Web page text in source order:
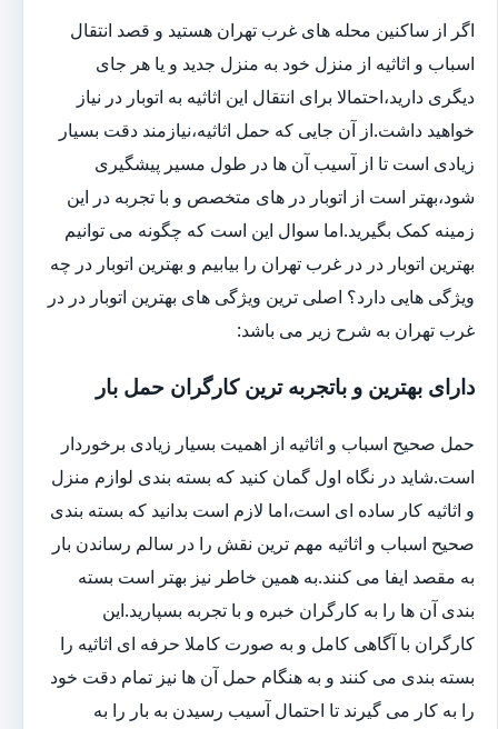
اگر از ساکنین محله های غرب تهران هستید و قصد انتقال
اسباب و اثاثیه از منزل خود به منزل جدید و یا هر جای
دیگری دارید،احتمالا برای انتقال این اثاثیه به اتوبار در نیاز
خواهید داشت.از آن جایی که حمل اثاثیه،نیازمند دقت بسیار
زیادی است تا از آسیب آن ها در طول مسیر پیشگیری
شود،بهتر است از اتوبار در های متخصص و با تجربه در این
زمینه کمک بگیرید.اما سوال این است که چگونه می توانیم
بهترین اتوبار در در غرب تهران را بیابیم و بهترین اتوبار در چه
ویژگی هایی دارد؟ اصلی ترین ویژگی های بهترین اتوبار در در
غرب تهران به شرح زیر می باشد:
دارای بهترین و باتجربه ترین کارگران حمل بار
حمل صحیح اسباب و اثاثیه از اهمیت بسیار زیادی برخوردار
است.شاید در نگاه اول گمان کنید که بسته بندی لوازم منزل
و اثاثیه کار ساده ای است،اما لازم است بدانید که بسته بندی
صحیح اسباب و اثاثیه مهم ترین نقش را در سالم رساندن بار
به مقصد ایفا می کنند.به همین خاطر نیز بهتر است بسته
بندی آن ها را به کارگران خبره و با تجربه بسپارید.این
کارگران با آگاهی کامل و به صورت کاملا حرفه ای اثاثیه را
بسته بندی می کنند و به هنگام حمل آن ها نیز تمام دقت خود
را به کار می گیرند تا احتمال آسیب رسیدن به بار را به